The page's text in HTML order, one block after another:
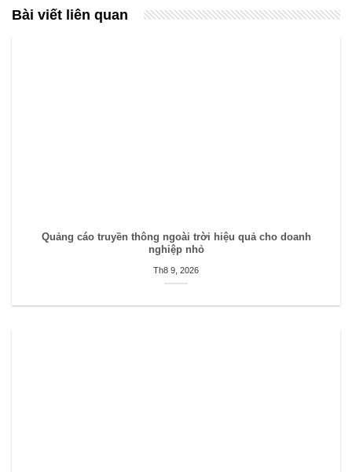
Bài viết liên quan
Quảng cáo truyền thông ngoài trời hiệu quả cho doanh
nghiệp nhỏ
Th8 9, 2026